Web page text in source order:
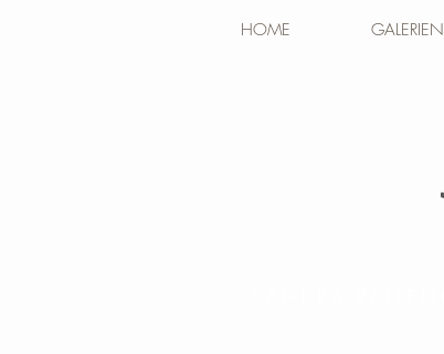
HOME GALERIEN